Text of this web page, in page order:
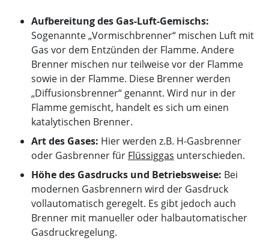
Aufbereitung des Gas-Luft-Gemischs:
Sogenannte „Vormischbrenner“ mischen Luft mit
Gas vor dem Entzünden der Flamme. Andere
Brenner mischen nur teilweise vor der Flamme
sowie in der Flamme. Diese Brenner werden
„Diffusionsbrenner“ genannt. Wird nur in der
Flamme gemischt, handelt es sich um einen
katalytischen Brenner.
Art des Gases: Hier werden z.B. H-Gasbrenner
oder Gasbrenner für Flüssiggas unterschieden.
Höhe des Gasdrucks und Betriebsweise: Bei
modernen Gasbrennern wird der Gasdruck
vollautomatisch geregelt. Es gibt jedoch auch
Brenner mit manueller oder halbautomatischer
Gasdruckregelung.